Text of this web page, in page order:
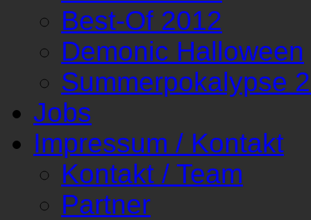
Best-Of 2012
Demonic Halloween
Summerpokalypse
Jobs
Impressum / Kontakt
Kontakt / Team
Partner